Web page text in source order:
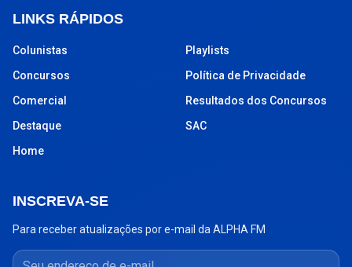
LINKS RÁPIDOS
Colunistas
Concursos
Comercial
Destaque
Home
Playlists
Política de Privacidade
Resultados dos Concursos
SAC
INSCREVA-SE
Para receber atualizações por e-mail da ALPHA FM
Seu endereço de e-mail